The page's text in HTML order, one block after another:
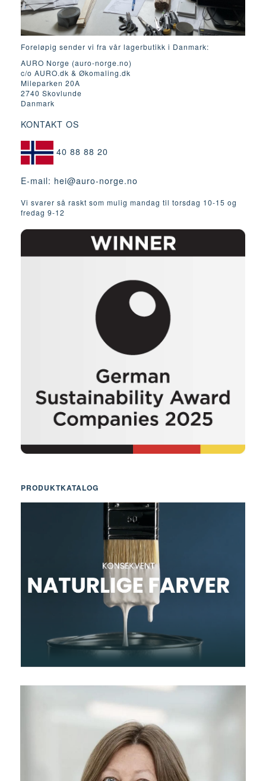
Foreløpig sender vi fra vår lagerbutikk i Danmark:
AURO Norge (auro-norge.no)
c/o AURO.dk & Økomaling.dk
Mileparken 20A
2740 Skovlunde
Danmark
KONTAKT OS
40 88 88 20
E-mail: hei@auro-norge.no
Vi svarer så raskt som mulig mandag til torsdag 10-15 og
fredag ​​9-12
PRODUKTKATALOG